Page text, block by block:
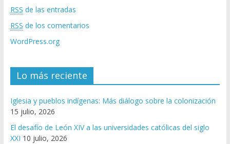
RSS de las entradas
RSS de los comentarios
WordPress.org
Lo más reciente
Iglesia y pueblos indígenas: Más diálogo sobre la colonización
15 julio, 2026
El desafío de León XIV a las universidades católicas del siglo
XXI 10 julio, 2026